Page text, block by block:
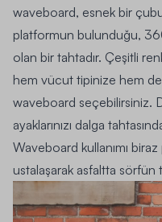
waveboard, esnek bir
platformun bulunduğu,
olan bir tahtadır. Çeşitli
hem vücut tipinize hem
waveboard seçebilirsiniz.
ayaklarınızı dalga
Waveboard kullanımı
ustalaşarak asfaltta sörfün